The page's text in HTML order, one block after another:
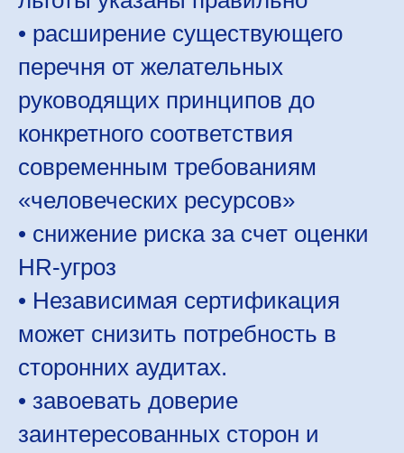
• расширение существующего
перечня от желательных
руководящих принципов до
конкретного соответствия
современным требованиям
«человеческих ресурсов»
• снижение риска за счет оценки
HR-угроз
• Независимая сертификация
может снизить потребность в
сторонних аудитах.
• завоевать доверие
заинтересованных сторон и